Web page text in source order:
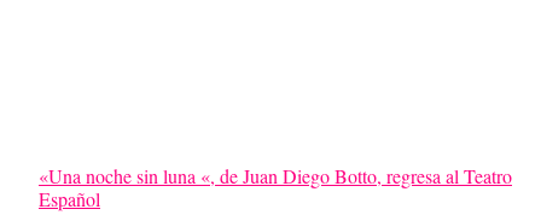
«Una noche sin luna «, de Juan Diego Botto, regresa al Teatro
Español